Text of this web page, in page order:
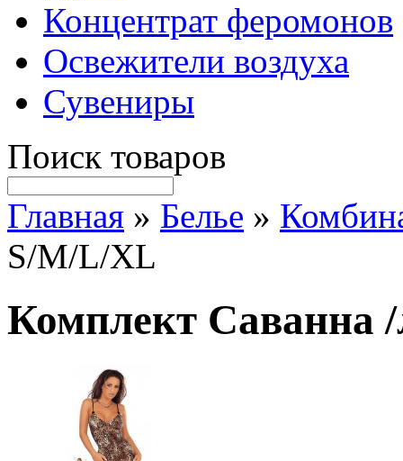
Концентрат феромонов
Освежители воздуха
Сувениры
Поиск товаров
Главная » Белье »
S/M/L/XL
Комплект Саванна